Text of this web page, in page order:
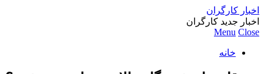
اخبار کارگران
اخبار جدید کارگران
Menu Close
خانه